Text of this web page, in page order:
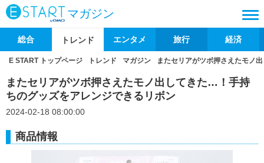
マガジン
総合 トレンド エンタメ 旅行 経済
E START トップページ トレンド マガジン またセリアがツボ押さえたモノ
またセリアがツボ押さえたモノ出してきた…！手持
ちのグッズをアレンジできるリボン
2024-02-18 08:00:00
商品情報